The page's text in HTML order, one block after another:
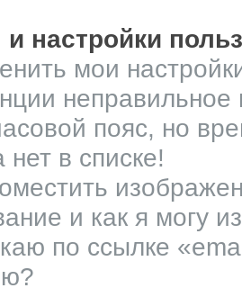
настройки
мои
неправильное
пояс, но
в списке!
и как я могу
по ссылке